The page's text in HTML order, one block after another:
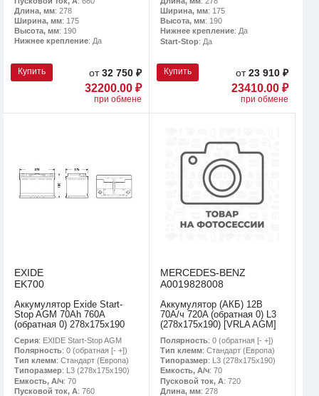
Длина, мм: 278
Ширина, мм: 175
Высота, мм: 190
Нижнее крепление: Да
Купить от32 750 ₽
32200.00 ₽
при обмене
Ширина, мм: 175
Высота, мм: 190
Нижнее крепление: Да
Start-Stop: Да
Купить от23 910 ₽
23410.00 ₽
при обмене
EXIDE
EK700
Аккумулятор Exide Start-
Stop AGM 70Ah 760A
(обратная 0) 278x175x190
Серия: EXIDE Start-Stop AGM
Полярность: 0 (обратная [- +])
Тип клемм: Стандарт (Европа)
Типоразмер: L3 (278х175х190)
Емкость, А/ч: 70
Пусковой ток, А: 760
MERCEDES-BENZ
A0019828008
Аккумулятор (АКБ) 12В
70А/ч 720A (обратная 0) L3
(278х175х190) [VRLA AGM]
Полярность: 0 (обратная [- +])
Тип клемм: Стандарт (Европа)
Типоразмер: L3 (278х175х190)
Емкость, А/ч: 70
Пусковой ток, А: 720
Длина, мм: 278